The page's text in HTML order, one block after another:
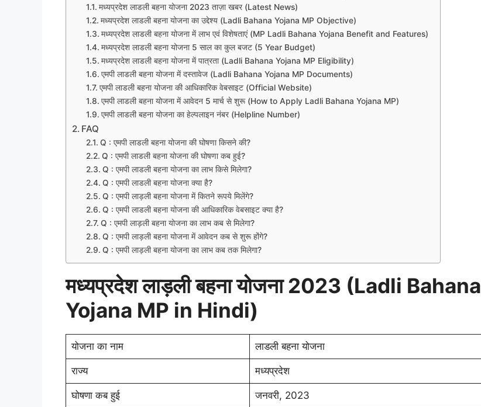
मध्यप्रदेश लाडली बहना योजना 2023 ताज़ा खबर (Latest News)
मध्यप्रदेश लाडली बहना योजना का उद्देश्य (Ladli Bahana Yojana MP Objective)
मध्यप्रदेश लाडली बहना योजना में लाभ एवं विशेषताएं (MP Ladli Bahana Yojana Benefit and Features)
मध्यप्रदेश लाडली बहना योजना 5 साल का कुल बजट (5 Year Budget)
मध्यप्रदेश लाडली बहना योजना में पात्रता (Ladli Bahana Yojana MP Eligibility)
एमपी लाडली बहना योजना में दस्तावेज (Ladli Bahana Yojana MP Documents)
एमपी लाडली बहना योजना की आधिकारिक वेबसाइट (Official Website)
एमपी लाडली बहना योजना में आवेदन 5 मार्च से शुरू (How to Apply Ladli Bahana Yojana MP)
एमपी लाडली बहना योजना का हेल्पलाइन नंबर (Helpline Number)
FAQ
Q : एमपी लाडली बहना योजना की घोषणा किसने की?
Q : एमपी लाडली बहना योजना की घोषणा कब हुई?
Q : एमपी लाडली बहना योजना का लाभ किसे मिलेगा?
Q : एमपी लाडली बहना योजना क्या है?
Q : एमपी लाड़ली बहना योजना में कितने रूपये मिलेंगे?
Q : एमपी लाडली बहना योजना की आधिकारिक वेबसाइट क्या है?
Q : एमपी लाड़ली बहना योजना का लाभ कब से मिलेगा?
Q : एमपी लाड़ली बहना योजना में आवेदन कब से शुरू होंगे?
Q : एमपी लाड़ली बहना योजना का लाभ कब तक मिलेगा?
मध्यप्रदेश लाड़ली बहना योजना 2023 (Ladli Bahana
Yojana MP in Hindi)
योजना का नाम लाडली बहना योजना
राज्य मध्यप्रदेश
घोषणा कब हुई जनवरी, 2023